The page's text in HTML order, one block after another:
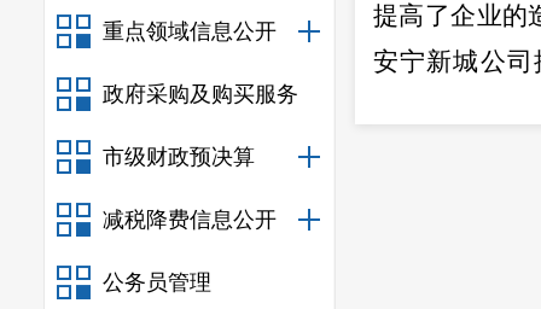
重点领域信息公开
政府采购及购买服务
市级财政预决算
减税降费信息公开
公务员管理
提高了企业的
安宁新城公